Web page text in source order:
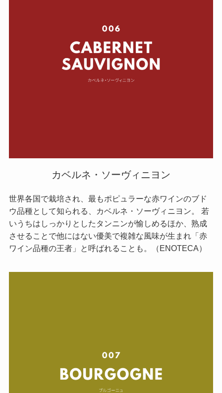
カベルネ・ソーヴィニヨン
世界各国で栽培され、最もポピュラーな赤ワインのブド
ウ品種として知られる、カベルネ・ソーヴィニヨン。 若
いうちはしっかりとしたタンニンが愉しめるほか、熟成
させることで他にはない優美で複雑な風味が生まれ「赤
ワイン品種の王者」と呼ばれることも。（ENOTECA）